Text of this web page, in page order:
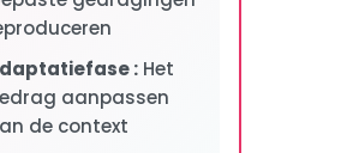
:Het
aanpassen
de context